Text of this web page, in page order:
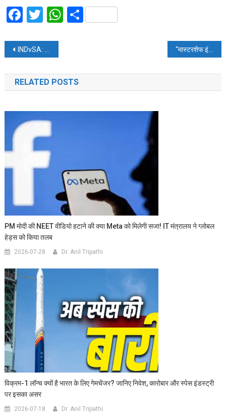
Facebook
Twitter
WhatsApp
Share
Post
navigation
INDvSA: जॉर्ज लिंडे बोले- रोहित शर्मा का कैच छोड़ना महंगा पड़ा “मास्टरशेफ इंडिया” अपने छठे सीजन के साथ वापसी के लिए है तैयार!
RELATED POSTS
PM मोदी की NEET वीडियो हटाने की क्या Meta को मिलेगी सजा! IT मंत्रालय ने ग्लोबल
हेड्स को किया तलब
2026-07-28 Dr. Anil Tripathi
विक्रम-1 लॉन्च क्यों है भारत के लिए गेमचेंजर? जानिए निवेश, कारोबार और स्पेस इंडस्ट्री
पर इसका असर
2026-07-18 Dr. Anil Tripathi